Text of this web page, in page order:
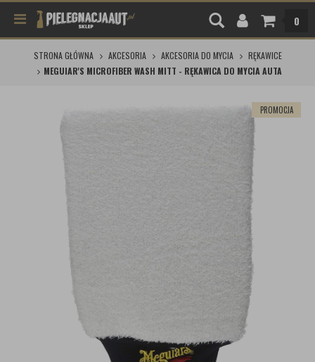
0
STRONA GŁÓWNA AKCESORIA AKCESORIA DO MYCIA
RĘKAWICE
MEGUIAR'S MICROFIBER WASH MITT - RĘKAWICA DO MYCIA AUTA
PROMOCJA